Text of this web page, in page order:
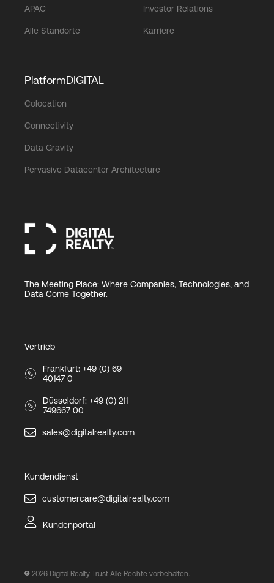
APAC
Alle Standorte
Investor Relations
Karriere
PlatformDIGITAL
Colocation
Connectivity
Data Gravity
Pervasive Datacenter Architecture
The Meeting Place: Where Companies, Technologies, and
Data Come Together.
Vertrieb
Frankfurt: +49 (0) 69
40147 0
Düsseldorf: +49 (0) 211
749667 00
sales@digitalrealty.com
Kundendienst
customercare@digitalrealty.com
Kundenportal
2026 Digital Realty Trust Alle Rechte vorbehalten.